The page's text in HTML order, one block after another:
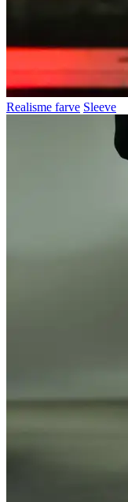
Realisme farve Sleeve